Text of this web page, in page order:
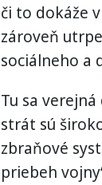
či to dokáže
zároveň
sociálneho a
Tu sa
strát sú
zbraňové
priebeh